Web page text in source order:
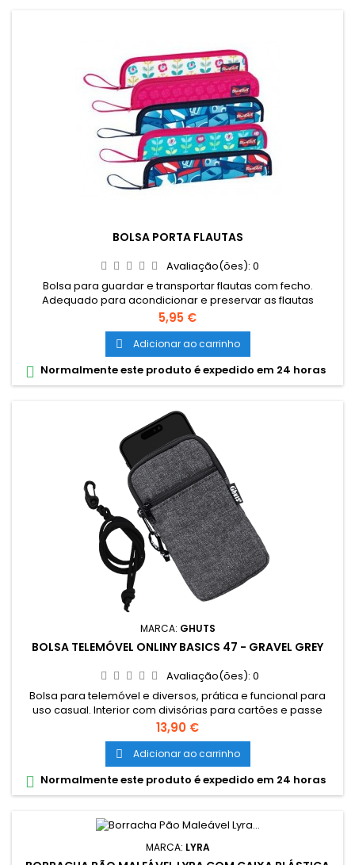
BOLSA PORTA FLAUTAS
Avaliação(ões): 0
Bolsa para guardar e transportar flautas com fecho.
Adequado para acondicionar e preservar as flautas
escolares. Interior forrado e almofadado para uma melhor
proteção. Disponível em 5 estampagens diferentes, sortidas.
Preço
5,95 €
 Adicionar ao carrinho
 Normalmente este produto é expedido em 24 horas
MARCA: GHUTS
BOLSA TELEMÓVEL ONLINY BASICS 47 - GRAVEL GREY
Avaliação(ões): 0
Bolsa para telemóvel e diversos, prática e funcional para
uso casual. Interior com divisórias para cartões e passe
escolar, bolsa exterior com fecho e cordão removível.
Dimensões: • 9,5 x 18 x 2 cm Material: • Polyester 600D• Fechos
e cursor certificados YKK PVP Recomendado: • 14,90 €
Preço
13,90 €
 Adicionar ao carrinho
 Normalmente este produto é expedido em 24 horas
MARCA: LYRA